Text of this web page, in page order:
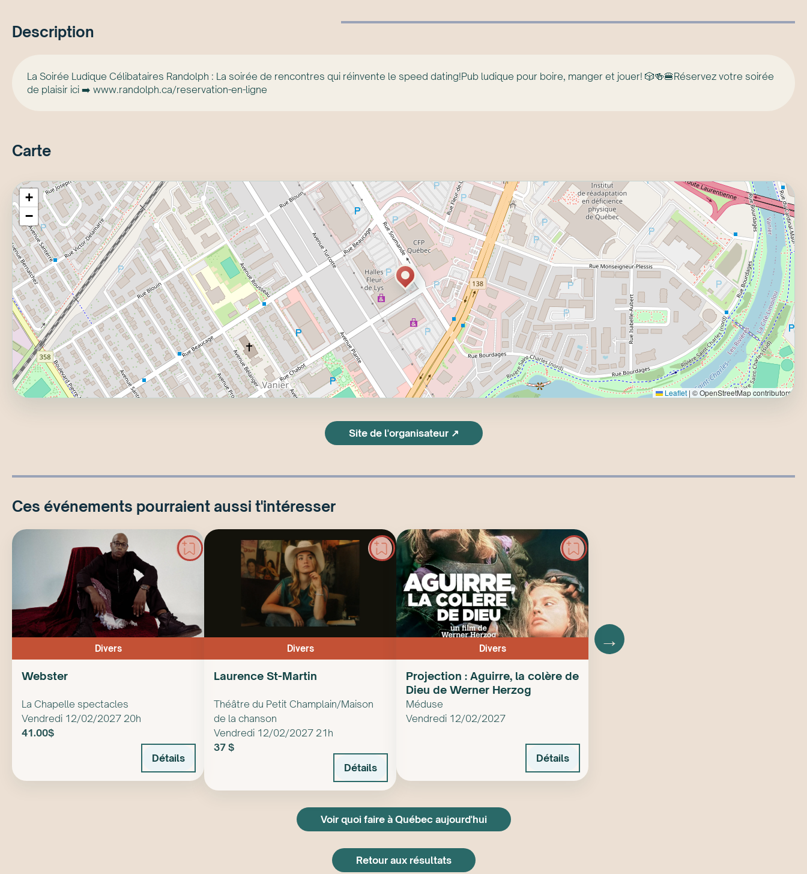
Description
La Soirée Ludique Célibataires Randolph : La soirée de rencontres qui réinvente le speed dating!Pub ludique pour boire, manger et jouer! 🎲🍻🍔Réservez votre soirée
de plaisir ici ➡️ www.randolph.ca/reservation-en-ligne
Carte
+
−
Leaflet|© OpenStreetMap contributors
Site de l'organisateur ↗
Ces événements pourraient aussi t'intéresser
Divers
Webster
La Chapelle spectacles
Vendredi 12/02/2027 20h
41.00$
Détails
Divers
Laurence St-Martin
Théâtre du Petit Champlain/Maison
de la chanson
Vendredi 12/02/2027 21h
37 $
Détails
Divers
Projection : Aguirre, la colère de
Dieu de Werner Herzog
Méduse
Vendredi 12/02/2027
Détails
→
Voir quoi faire à Québec aujourd'hui
Retour aux résultats